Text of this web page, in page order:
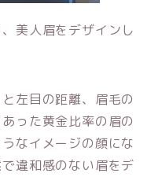
美人眉をデザインし
左目の距離、眉毛の
った黄金比率の眉の
なイメージの顔にな
違和感のない眉をデ